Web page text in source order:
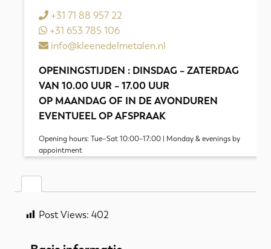
+31 71 88 957 22
+31 653 785 106
info@kleenedelmetalen.nl
OPENINGSTIJDEN : DINSDAG – ZATERDAG
VAN 10.00 UUR – 17.00 UUR
OP MAANDAG OF IN DE AVONDUREN
EVENTUEEL OP AFSPRAAK
Opening hours: Tue–Sat 10:00–17:00 | Monday & evenings by
appointment
Post Views: 402